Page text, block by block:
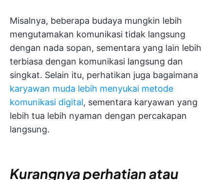
Misalnya, beberapa budaya mungkin lebih
mengutamakan komunikasi tidak langsung
dengan nada sopan, sementara yang lain lebih
terbiasa dengan komunikasi langsung dan
singkat. Selain itu, perhatikan juga bagaimana
karyawan muda lebih menyukai metode
komunikasi digital, sementara karyawan yang
lebih tua lebih nyaman dengan percakapan
langsung.
Kurangnya perhatian atau